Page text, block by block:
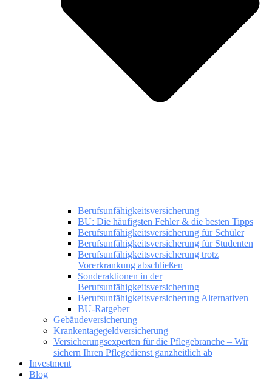
Berufsunfähigkeitsversicherung
BU: Die häufigsten Fehler & die besten Tipps
Berufsunfähigkeitsversicherung für Schüler
Berufsunfähigkeitsversicherung für Studenten
Berufsunfähigkeitsversicherung trotz
Vorerkrankung abschließen
Sonderaktionen in der
Berufsunfähigkeitsversicherung
Berufsunfähigkeitsversicherung Alternativen
BU-Ratgeber
Gebäudeversicherung
Krankentagegeldversicherung
Versicherungsexperten für die Pflegebranche – Wir
sichern Ihren Pflegedienst ganzheitlich ab
Investment
Blog